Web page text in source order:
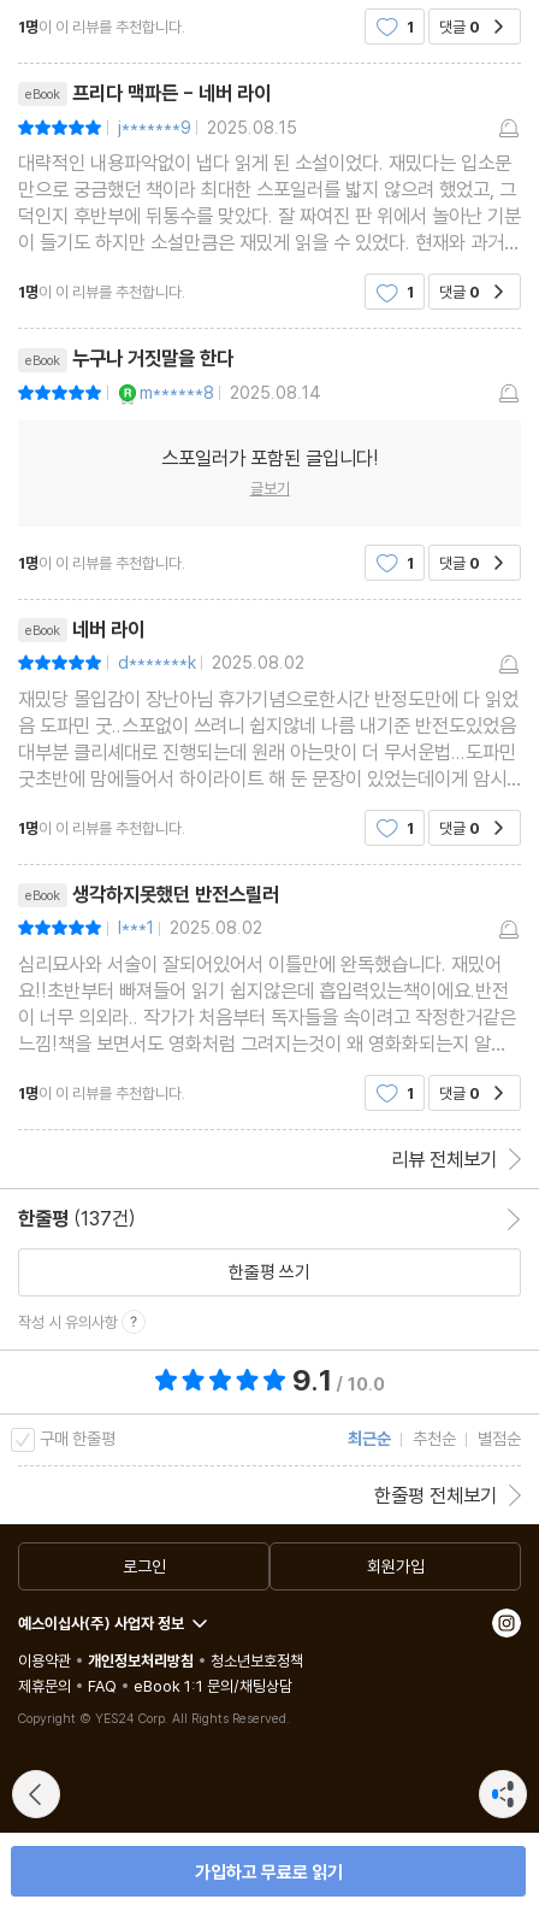
유명한 정신과 의사인 헤일 박사는 저택에서 환자들을 만나는 틈틈
이 책을 써서 베스트셀러 작가의 명성을 이어가고 있다. 환자들을 진
료하지 않는 날에는 브롱크스에 있는 무료 클리닉에 가서 의료봉사
를 한다.
헤일 박사가 자주 만나는 환자들 중에는 외상 후 스트레스 장애 환자
가 있다. 결혼을 앞두고 있던 PL은 약혼자와 친구 두 사람을 데리고
입한 강도는 PL의 약혼자와 두 친구를 칼로 무자비하게 찔러 살해
한다. PL 역시 칼에 찔렸으나 가까스로 살아나 필사적으로 큰길까
지 나가 지나가는 차를 세워 도움을 요청한다. 폭우가 쏟아진 날이라
범인의 발자국이나 흔적이 모두 지워지고 없다. PL은 겨우 목숨을
담 치료를 받는다.
않는 인물이다. EJ를 만나본 헤일 박사는 그가 자기애성 인격 장애
라는 결론을 내린다. 자기애성 인격 장애는 자신의 업적을 과장하고,
타인으로부터 존경받길 갈망하고, 공감 능력이 현저히 떨어지는 경
우를 말한다.
GW는 다른 사람을 결코 믿지 못한다. 항상 누군가 자신을 죽이려
한다. 특히 재산을 노린 아들이 자신을 죽이려 한다고 의심하자 헤일
박사는 GW가 피해망상 환자라는 진단을 내린다.
헤일 박사의 남자친구 루크는 컴퓨터 기술자이고, 고교 시절 한때 해
커로 활동한 전력이 있다. 루크를 만나 새로운 미래를 꿈꾸던 헤일
박사를 곤혹스럽게 만드는 환자가 있다. 두 사람 사이의 갈등은 점점
해결의 실마리를 찾을 수 없을 만큼 악화되는데…….
《네버 라이》에 대한 말! 말! 말!
불안하고, 중독성 있고, 맛깔나게 불길한 소설! 완벽한 몰입을 경험
할 수 있다.
_카렌 맥퀘스천, 《The Moonlight Child》의 저자
능수능란한 거짓말 게임, 놀라자빠질 반전이 끝까지 시선을 놓아주
지 않는다.
_아마존 독자 서평 중에서
단 한 번도 본 적 없는 진정한 페이지 터너!
_앨리스 피니, 뉴욕타임스 베스트셀러 《가위바위보》의 저자
미국 독자들의 찬사
- 내 인생에서 이 책보다 더 빨리 읽은 책은 없다.
- 심플하지만 소름 끼칠 정도로 모든 게 잘 짜여져 있다.
- 내 인생에서 이렇게 엉망진창이면서도 행복한 결말은 읽어본 적
이 없다.
추리를 할 수 있는 구간, 애매하게 뭉뚱그리는 구간
1명이 이 리뷰를 추천합니다. 1 댓글 0
eBook 프리다 맥파든 - 네버 라이
| j*******9 | 2025.08.15
대략적인 내용파악없이 냅다 읽게 된 소설이었다. 재밌다는 입소문
만으로 궁금했던 책이라 최대한 스포일러를 밟지 않으려 했었고, 그
덕인지 후반부에 뒤통수를 맞았다. 잘 짜여진 판 위에서 놀아난 기분
이 들기도 하지만 소설만큼은 재밌게 읽을 수 있었다. 현재와 과거가
교차되는 소설은 간간이 뿌려지는 힌트들을 주워먹을 새도 없이 빠
른 진행으로 이야기를 이끌어나간다. 때문에
1명이 이 리뷰를 추천합니다. 1 댓글 0
eBook 누구나 거짓말을 한다
| m******8 | 2025.08.14
스포일러가 포함된 글입니다!
글보기
1명이 이 리뷰를 추천합니다. 1 댓글 0
eBook 네버 라이
| d*******k | 2025.08.02
재밌당 몰입감이 장난아님 휴가기념으로한시간 반정도만에 다 읽었
음 도파민 굿..스포없이 쓰려니 쉽지않네 나름 내기준 반전도있었음
대부분 클리셰대로 진행되는데 원래 아는맛이 더 무서운법...도파민
굿초반에 맘에들어서 하이라이트 해 둔 문장이 있었는데이게 암시
하는게 있었구나싶은.... 스포같아서 멀 쓰질못하겠네암튼재밌었당
1명이 이 리뷰를 추천합니다. 1 댓글 0
eBook 생각하지못했던 반전스릴러
| l***1 | 2025.08.02
심리묘사와 서술이 잘되어있어서 이틀만에 완독했습니다. 재밌어
요!!초반부터 빠져들어 읽기 쉽지않은데 흡입력있는책이에요.반전
이 너무 의외라.. 작가가 처음부터 독자들을 속이려고 작정한거같은
느낌!책을 보면서도 영화처럼 그려지는것이 왜 영화화되는지 알것
1명이 이 리뷰를 추천합니다. 1 댓글 0
리뷰 전체보기
한줄평 (137건)
한줄평 쓰기
작성 시 유의사항
9.1 / 10.0
구매 한줄평 최근순 추천순 별점순
한줄평 전체보기
가입하고 무료로 읽기
로그인 회원가입
예스이십사(주) 사업자 정보
이용약관
개인정보처리방침
청소년보호정책
제휴문의
FAQ eBook 1:1 문의/채팅상담
Copyright © YES24 Corp. All Rights Reserved.